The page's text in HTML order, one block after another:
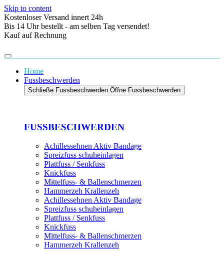
Skip to content
Kostenloser Versand innert 24h
Bis 14 Uhr bestellt - am selben Tag versendet!
Kauf auf Rechnung
Home
Fussbeschwerden
Schließe Fussbeschwerden Öffne Fussbeschwerden
FUSSBESCHWERDEN
Achillessehnen Aktiv Bandage
Spreizfuss schuheinlagen
Plattfuss / Senkfuss
Knickfuss
Mittelfuss- & Ballenschmerzen
Hammerzeh Krallenzeh
Achillessehnen Aktiv Bandage
Spreizfuss schuheinlagen
Plattfuss / Senkfuss
Knickfuss
Mittelfuss- & Ballenschmerzen
Hammerzeh Krallenzeh